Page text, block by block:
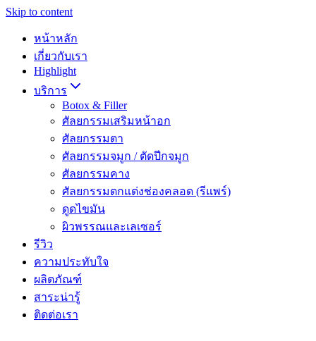
Skip to content
หน้าหลัก
เกี่ยวกับเรา
Highlight
บริการ
Botox & Filler
ศัลยกรรมเสริมหน้าอก
ศัลยกรรมตา
ศัลยกรรมจมูก / ตัดปีกจมูก
ศัลยกรรมคาง
ศัลยกรรมตกแต่งช่องคลอด (รีแพร์)
ดูดไขมัน
ผิวพรรณและเลเซอร์
รีวิว
ความประทับใจ
ผลิตภัณฑ์
สาระน่ารู้
ติดต่อเรา